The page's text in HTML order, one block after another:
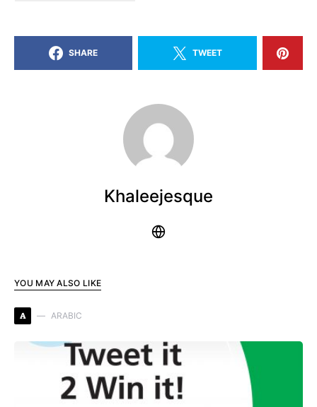
SHARE TWEET
Khaleejesque
YOU MAY ALSO LIKE
A ARABIC